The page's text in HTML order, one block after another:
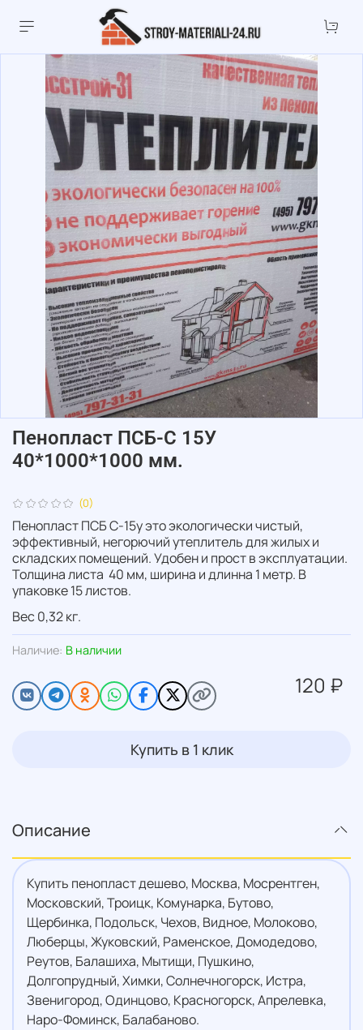
(0)
Наличие: В наличии
Пенопласт ПСБ-С 15У
40*1000*1000 мм.
120 ₽
Купить в 1 клик
Пенопласт ПСБ С-15у это экологически чистый,
эффективный, негорючий утеплитель для жилых и
складских помещений. Удобен и прост в эксплуатации.
Толщина листа 40 мм, ширина и длинна 1 метр. В
упаковке 15 листов.
Вес 0,32 кг.
Описание
Купить пенопласт дешево, Москва, Мосрентген,
Московский, Троицк, Комунарка, Бутово,
Щербинка, Подольск, Чехов, Видное, Молоково,
Люберцы, Жуковский, Раменское, Домодедово,
Реутов, Балашиха, Мытищи, Пушкино,
Долгопрудный, Химки, Солнечногорск, Истра,
Звенигород, Одинцово, Красногорск, Апрелевка,
Наро-Фоминск, Балабаново.